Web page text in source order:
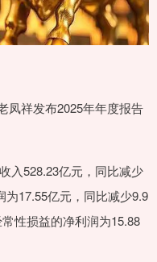
祥发布2025年年度报告
528.23亿元，同比减少
17.55亿元，同比减少9.9
性损益的净利润为15.88